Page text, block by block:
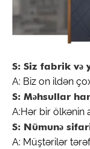
S: Siz fabrik və
A: Biz on ildən
S: Məhsullar
A:Hər bir ölkənin
S: Nümunə
A: Müştərilər